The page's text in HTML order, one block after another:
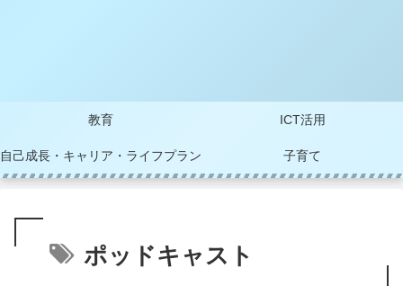
教育 ICT活用
自己成長・キャリア・ライフプラン 子育て
ポッドキャスト